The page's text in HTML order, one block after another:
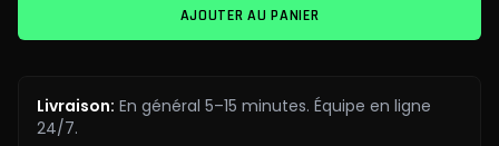
AJOUTER AU PANIER
Livraison: En général 5–15 minutes. Équipe en ligne
24/7.